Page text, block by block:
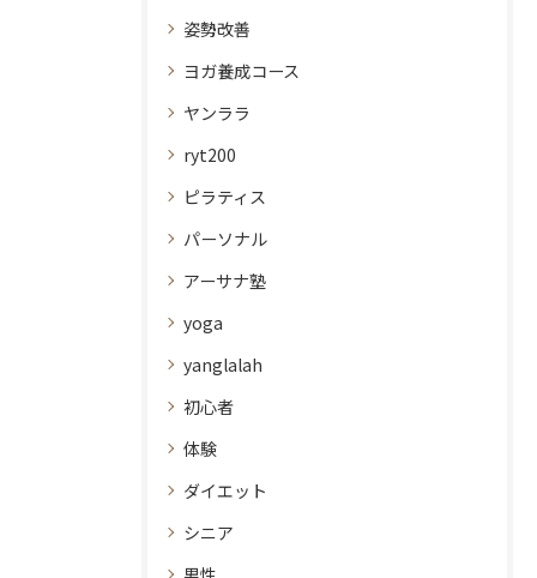
姿勢改善
ヨガ養成コース
ヤンララ
ryt200
ピラティス
パーソナル
アーサナ塾
yoga
yanglalah
初心者
体験
ダイエット
シニア